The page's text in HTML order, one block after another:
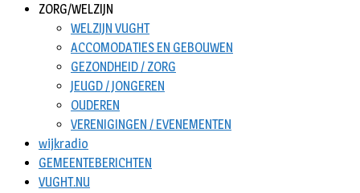
ZORG/WELZIJN
WELZIJN VUGHT
ACCOMODATIES EN GEBOUWEN
GEZONDHEID / ZORG
JEUGD / JONGEREN
OUDEREN
VERENIGINGEN / EVENEMENTEN
wijkradio
GEMEENTEBERICHTEN
VUGHT.NU